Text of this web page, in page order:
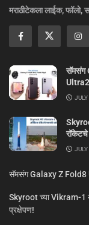
मराठीटेकला लाईक, फॉलो,
सॅमसंग
रॉकेटचे
सॅमसंग Galaxy Z Fold8
Skyroot च्या Vikram-1
प्रक्षेपण!